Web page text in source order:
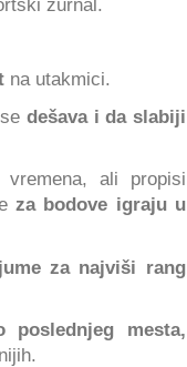
žurnal.
na utakmici.
sedešava i da slabiji
ali propisi
za bodove igraju u
za najviši rang
mesta,